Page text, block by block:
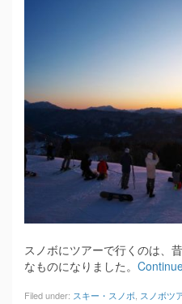
スノボにツアーで行くのは、
なものになりました。
Filed under: スキー・スノボ スノボツ